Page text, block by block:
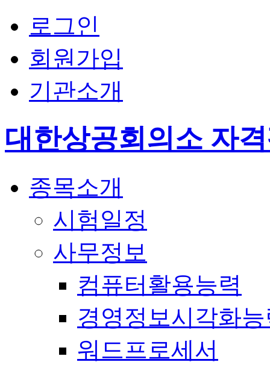
로그인
회원가입
기관소개
대한상공회의소 자
종목소개
시험일정
사무정보
컴퓨터활용능력
경영정보시각화
워드프로세서